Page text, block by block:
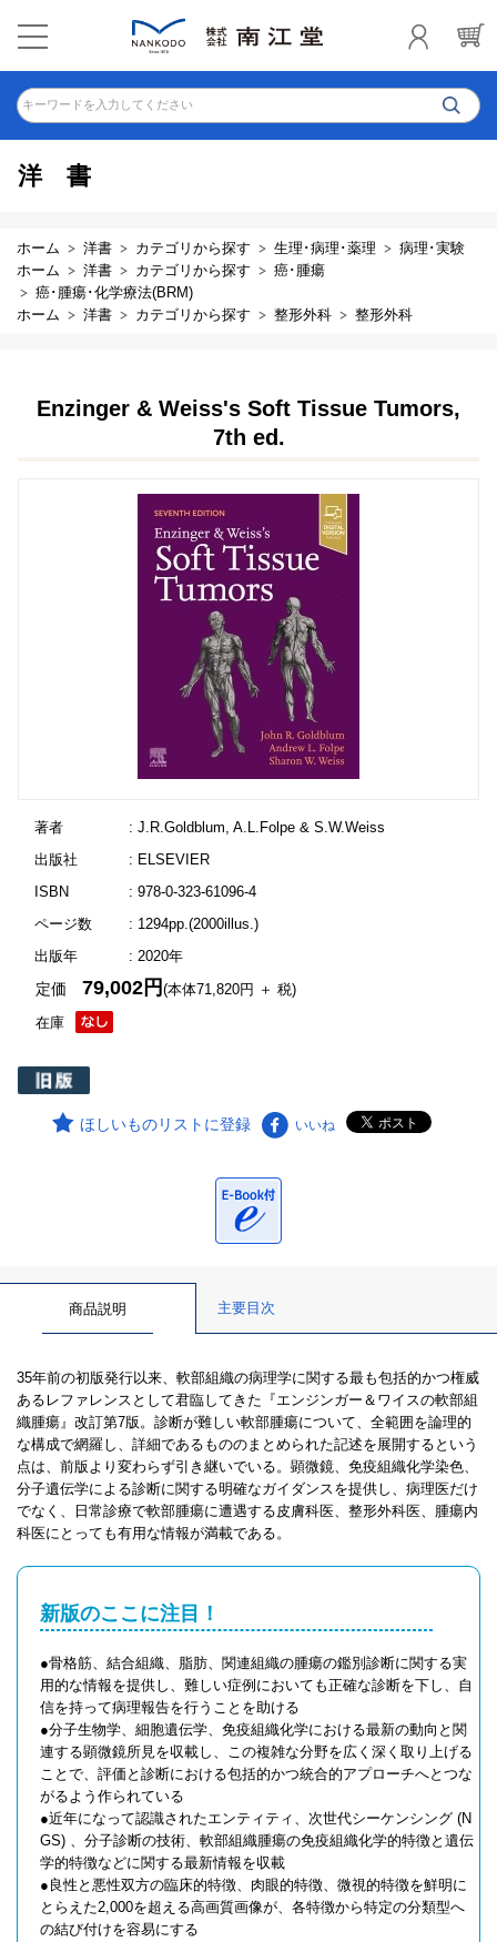
キーワードを入力してください
洋書
ホーム 洋書 カテゴリから探す 生理･病理･薬理
病理･実験
ホーム
洋書 カテゴリから探す
癌･腫瘍
癌･腫瘍･化学療法(BRM)
ホーム
洋書 カテゴリから探す 整形外科 整形外科
Enzinger & Weiss's Soft Tissue Tumors,
7th ed.
著者
: J.R.Goldblum, A.L.Folpe & S.W.Weiss
出版社
: ELSEVIER
ISBN
: 978-0-323-61096-4
ページ数
: 1294pp.(2000illus.)
出版年
: 2020年
在庫
定価79,002円(本体71,820円 ＋ 税)
ほしいものリストに登録 いいね
商品説明 主要目次
35年前の初版発行以来、軟部組織の病理学に関する最も包括的かつ権威
あるレファレンスとして君臨してきた『エンジンガー＆ワイスの軟部組
織腫瘍』改訂第7版。診断が難しい軟部腫瘍について、全範囲を論理的
な構成で網羅し、詳細であるもののまとめられた記述を展開するという
点は、前版より変わらず引き継いでいる。顕微鏡、免疫組織化学染色、
分子遺伝学による診断に関する明確なガイダンスを提供し、病理医だけ
でなく、日常診療で軟部腫瘍に遭遇する皮膚科医、整形外科医、腫瘍内
科医にとっても有用な情報が満載である。
新版のここに注目！
●骨格筋、結合組織、脂肪、関連組織の腫瘍の鑑別診断に関する実
用的な情報を提供し、難しい症例においても正確な診断を下し、自
信を持って病理報告を行うことを助ける
●分子生物学、細胞遺伝学、免疫組織化学における最新の動向と関
連する顕微鏡所見を収載し、この複雑な分野を広く深く取り上げる
ことで、評価と診断における包括的かつ統合的アプローチへとつな
がるよう作られている
●近年になって認識されたエンティティ、次世代シーケンシング (N
GS) 、分子診断の技術、軟部組織腫瘍の免疫組織化学的特徴と遺伝
学的特徴などに関する最新情報を収載
●良性と悪性双方の臨床的特徴、肉眼的特徴、微視的特徴を鮮明に
とらえた2,000を超える高画質画像が、各特徴から特定の分類型へ
の結び付けを容易にする